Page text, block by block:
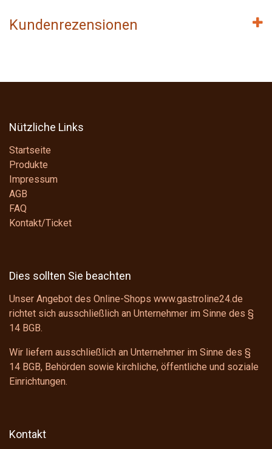
Kundenrezensionen
Nützliche Links
Startseite
Produkte
Impressum
AGB
FAQ
Kontakt/Ticket
Dies sollten Sie beachten
Unser Angebot des Online-Shops www.gastroline24.de
richtet sich ausschließlich an Unternehmer im Sinne des §
14 BGB.
Wir liefern ausschließlich an Unternehmer im Sinne des §
14 BGB, Behörden sowie kirchliche, öffentliche und soziale
Einrichtungen.
Kontakt